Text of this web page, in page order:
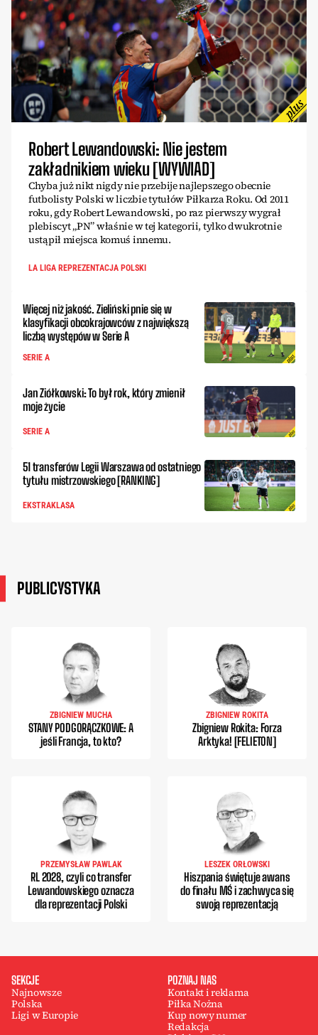
Robert Lewandowski: Nie jestem
zakładnikiem wieku [WYWIAD]
Chyba już nikt nigdy nie przebije najlepszego obecnie
futbolisty Polski w liczbie tytułów Piłkarza Roku. Od 2011
roku, gdy Robert Lewandowski, po raz pierwszy wygrał
plebiscyt „PN” właśnie w tej kategorii, tylko dwukrotnie
ustąpił miejsca komuś innemu.
LA LIGA REPREZENTACJA POLSKI
Więcej niż jakość. Zieliński pnie się w
klasyfikacji obcokrajowców z największą
liczbą występów w Serie A
SERIE A
Jan Ziółkowski: To był rok, który zmienił
moje życie
SERIE A
51 transferów Legii Warszawa od ostatniego
tytułu mistrzowskiego [RANKING]
EKSTRAKLASA
PUBLICYSTYKA
ZBIGNIEW MUCHA
STANY PODGORĄCZKOWE: A
jeśli Francja, to kto?
ZBIGNIEW ROKITA
Zbigniew Rokita: Forza
Arktyka! [FELIETON]
PRZEMYSŁAW PAWLAK
RL 2028, czyli co transfer
Lewandowskiego oznacza
dla reprezentacji Polski
LESZEK ORŁOWSKI
Hiszpania świętuje awans
do finału MŚ i zachwyca się
swoją reprezentacją
SEKCJE
Najnowsze
Polska
Ligi w Europie
POZNAJ NAS
Kontakt i reklama
Piłka Nożna
Kup nowy numer
Redakcja